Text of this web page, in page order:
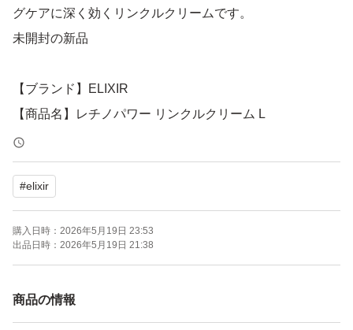
グケアに深く効くリンクルクリームです。
未開封の新品
【ブランド】ELIXIR
【商品名】レチノパワー リンクルクリーム L
【容量】ラージサイズ
【商品の状態】未使用
よろしくお願いいたします。
#elixir
購入日時： 2026年5月19日 23:53
出品日時： 2026年5月19日 21:38
商品の情報